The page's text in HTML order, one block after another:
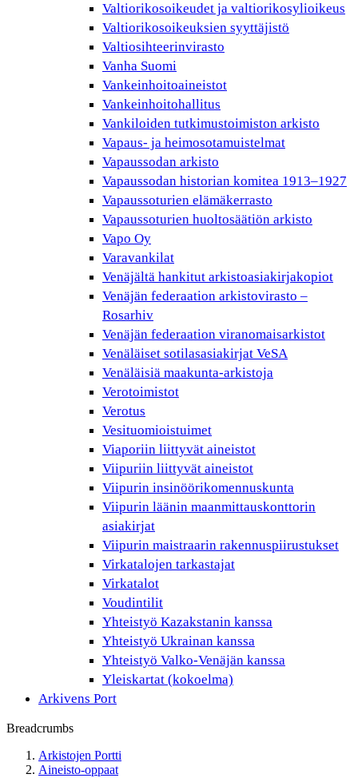
Valtiorikosoikeudet ja valtiorikosylioikeus
Valtiorikosoikeuksien syyttäjistö
Valtiosihteerinvirasto
Vanha Suomi
Vankeinhoitoaineistot
Vankeinhoitohallitus
Vankiloiden tutkimustoimiston arkisto
Vapaus- ja heimosotamuistelmat
Vapaussodan arkisto
Vapaussodan historian komitea 1913–1927
Vapaussoturien elämäkerrasto
Vapaussoturien huoltosäätiön arkisto
Vapo Oy
Varavankilat
Venäjältä hankitut arkistoasiakirjakopiot
Venäjän federaation arkistovirasto –
Rosarhiv
Venäjän federaation viranomaisarkistot
Venäläiset sotilasasiakirjat VeSA
Venäläisiä maakunta-arkistoja
Verotoimistot
Verotus
Vesituomioistuimet
Viaporiin liittyvät aineistot
Viipuriin liittyvät aineistot
Viipurin insinöörikomennuskunta
Viipurin läänin maanmittauskonttorin
asiakirjat
Viipurin maistraarin rakennuspiirustukset
Virkatalojen tarkastajat
Virkatalot
Voudintilit
Yhteistyö Kazakstanin kanssa
Yhteistyö Ukrainan kanssa
Yhteistyö Valko-Venäjän kanssa
Yleiskartat (kokoelma)
Arkivens Port
Breadcrumbs
Arkistojen Portti
Aineisto-oppaat